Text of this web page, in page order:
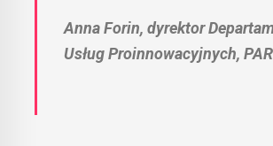
Anna Forin, dyrektor
Usług Proinnowacyjnych,